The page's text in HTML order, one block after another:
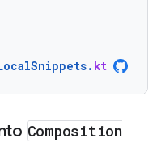
. kt
Composition